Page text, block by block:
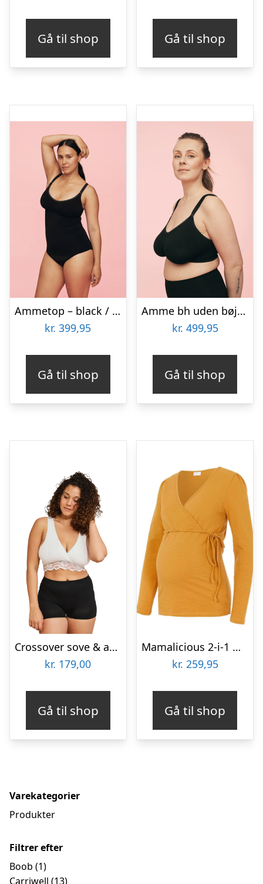
Gå til shop Gå til shop
Ammetop – black / m/l
kr. 399,95
Gå til shop
Amme bh uden bøjle h-k skål – black / s/m – h-k
kr. 499,95
Gå til shop
Crossover sove & ammeBh hvid l
kr. 179,00
Gå til shop
Mamalicious 2-i-1 Graviditetstop/Ammetop – MLASIA
kr. 259,95
Gå til shop
Varekategorier
Produkter
Filtrer efter
Boob (1)
Carriwell (13)